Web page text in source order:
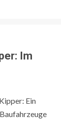
Im
Ein